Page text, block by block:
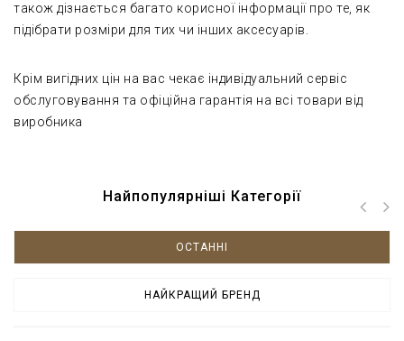
також дізнається багато корисної інформації про те, як
підібрати розміри для тих чи інших аксесуарів.
Крім вигідних цін на вас чекає індивідуальний сервіс
обслуговування та офіційна гарантія на всі товари від
виробника
Найпопулярніші Категорії
ОСТАННІ
НАЙКРАЩИЙ БРЕНД